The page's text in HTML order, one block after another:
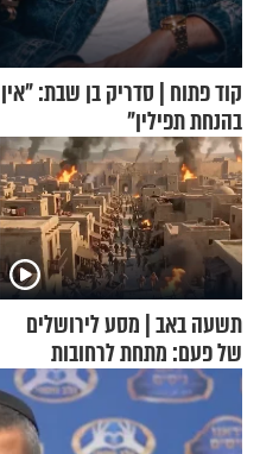
קוד פתוח | סדריק בן שבת:
בהנחת תפילין"
תשעה באב | מסע לירושלים
של פעם: מתחת לרחובות
ירושלים